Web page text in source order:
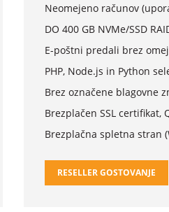
Neomejeno računov
DO 400 GB NVMe/SSD
E-poštni predali brez
PHP, Node.js in Python
Brez označene blagovne
Brezplačen SSL certifikat,
Brezplačna spletna stran
RESELLER GOSTOVANJE